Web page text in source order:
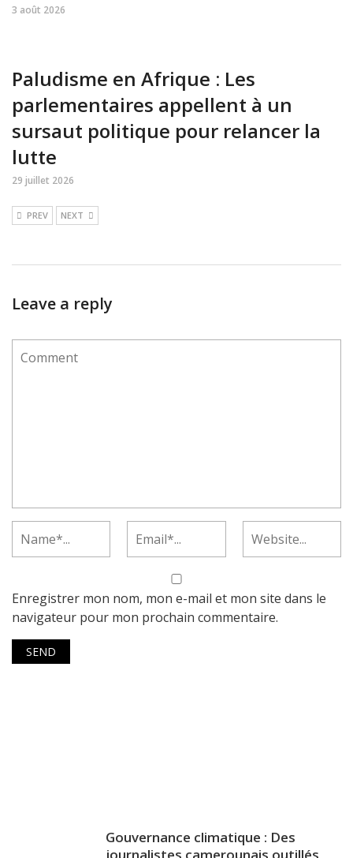
3 août 2026
Paludisme en Afrique : Les
parlementaires appellent à un
sursaut politique pour relancer la
lutte
29 juillet 2026
PREV NEXT
Leave a reply
Enregistrer mon nom, mon e-mail et mon site dans le
navigateur pour mon prochain commentaire.
Gouvernance climatique : Des